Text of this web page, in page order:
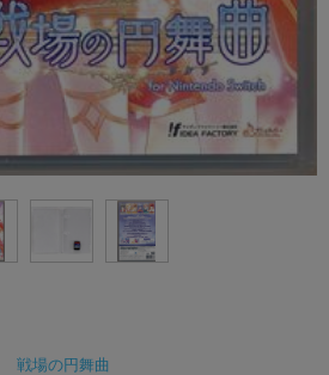
戦場の円舞曲